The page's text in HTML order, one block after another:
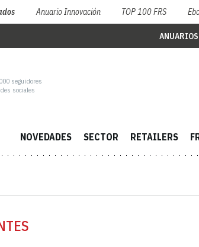
Anuario Innovación TOP 100 FRS
seguidores
sociales
NOVEDADES SECTOR RETAILERS